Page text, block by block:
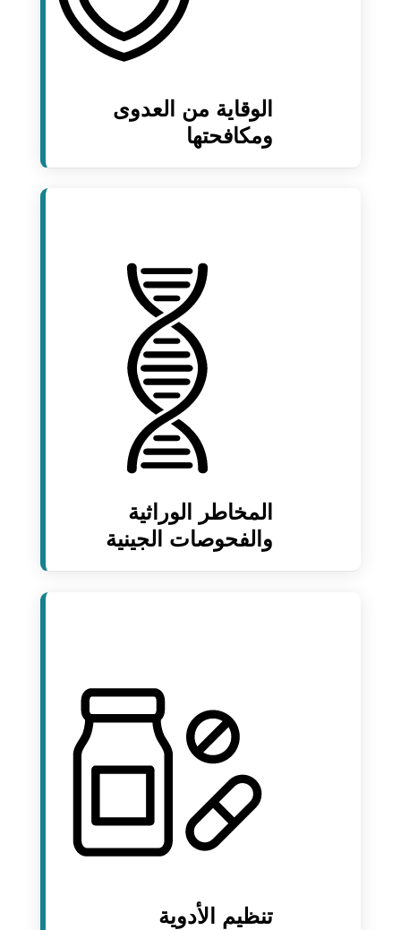
الوقاية من العدوى
ومكافحتها
المخاطر الوراثية
والفحوصات الجينية
تنظيم الأدوية